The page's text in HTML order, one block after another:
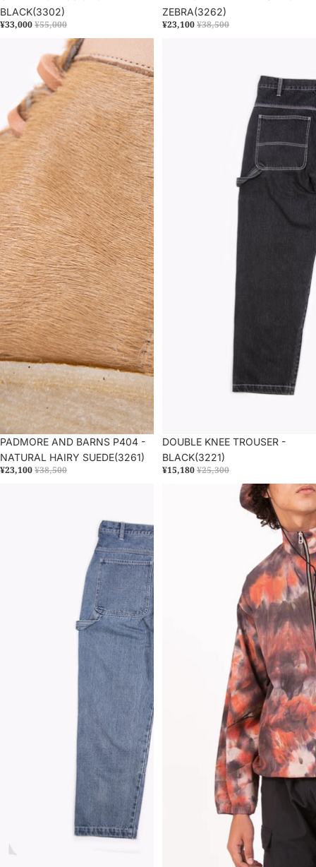
BLACK(3302)
¥33,000¥55,000
ZEBRA(3262)
¥23,100¥38,500
セール
PADMORE AND BARNS P404 -
NATURAL HAIRY SUEDE(3261)
¥23,100¥38,500
売り切れ
DOUBLE KNEE TROUSER -
BLACK(3221)
¥15,180¥25,300